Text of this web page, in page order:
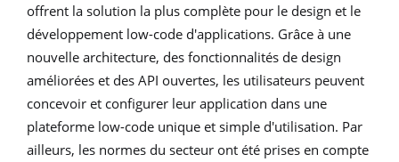
offrent la solution la plus complète pour le design et le
développement low-code d'applications. Grâce à une
nouvelle architecture, des fonctionnalités de design
améliorées et des API ouvertes, les utilisateurs peuvent
concevoir et configurer leur application dans une
plateforme low-code unique et simple d'utilisation. Par
ailleurs, les normes du secteur ont été prises en compte